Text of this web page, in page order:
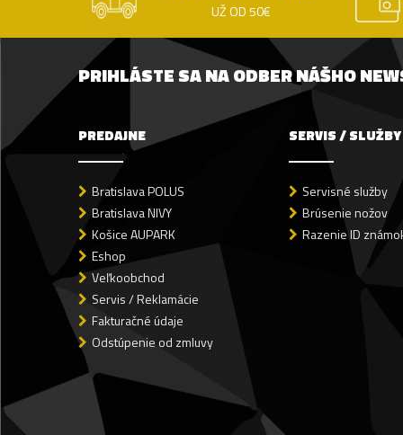
UŽ OD 50€
PRIHLÁSTE SA NA ODBER NÁŠHO
PREDAJNE
Bratislava POLUS
Bratislava NIVY
Košice AUPARK
Eshop
Veľkoobchod
Servis / Reklamácie
Fakturačné údaje
Odstúpenie od zmluvy
SERVIS / SLUŽBY
Servisné služby
Brúsenie nožov
Razenie ID